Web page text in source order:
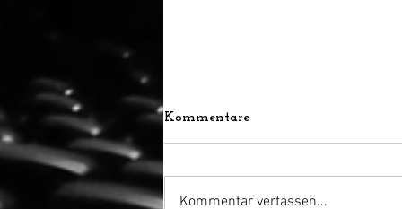
Kommentare
Kommentar verfassen...